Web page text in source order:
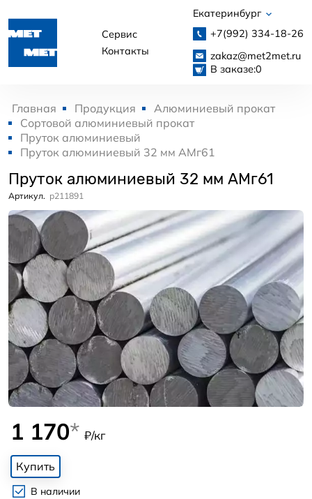
Сервис
Контакты
Екатеринбург
+7(992) 334-18-26
zakaz@met2met.ru
В заказе:0
Главная Продукция
Алюминиевый прокат
Сортовой алюминиевый прокат
Пруток алюминиевый
Пруток алюминиевый 32 мм АМг61
Пруток алюминиевый 32 мм АМг61
Артикул. p211891
1 170* ₽/кг
Купить
В наличии